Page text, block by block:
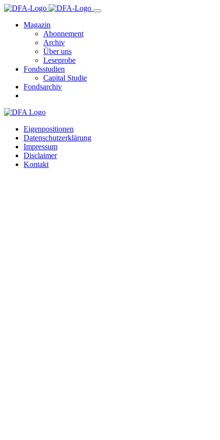
Magazin
Abonnement
Archiv
Über uns
Leseprobe
Fondsstudien
Capital Studie
Fondsarchiv
Eigenpositionen
Datenschutzerklärung
Impressum
Disclaimer
Kontakt